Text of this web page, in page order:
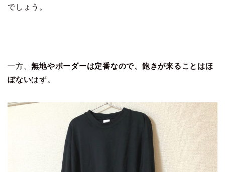
でしょう。
一方、無地やボーダーは定番なので、飽きが来ることはほ
ぼないはず。